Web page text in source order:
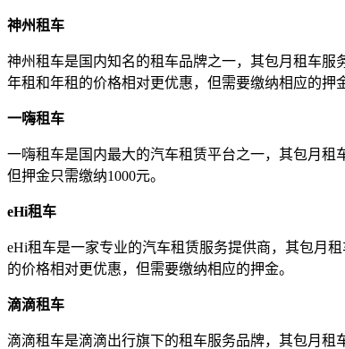
神州租车
神州租车是国内知名的租车品牌之一，其包月租车服
年租和年租的价格相对更优惠，但需要缴纳相应的押
一嗨租车
一嗨租车是国内最大的汽车租赁平台之一，其包月租
但押金只需缴纳1000元。
eHi租车
eHi租车是一家专业的汽车租赁服务提供商，其包月
的价格相对更优惠，但需要缴纳相应的押金。
滴滴租车
滴滴租车是滴滴出行旗下的租车服务品牌，其包月租